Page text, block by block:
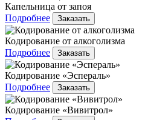
Капельница от запоя
Подробнее
Заказать
Кодирование от алкоголизма
Подробнее
Заказать
Кодирование «Эспераль»
Подробнее
Заказать
Кодирование «Вивитрол»